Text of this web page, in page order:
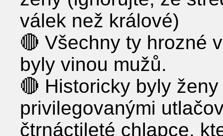
válek než králové)
🔴 Všechny ty hrozné
byly vinou mužů.
🔴 Historicky byly
privilegovanými
čtrnáctileté chlapce,